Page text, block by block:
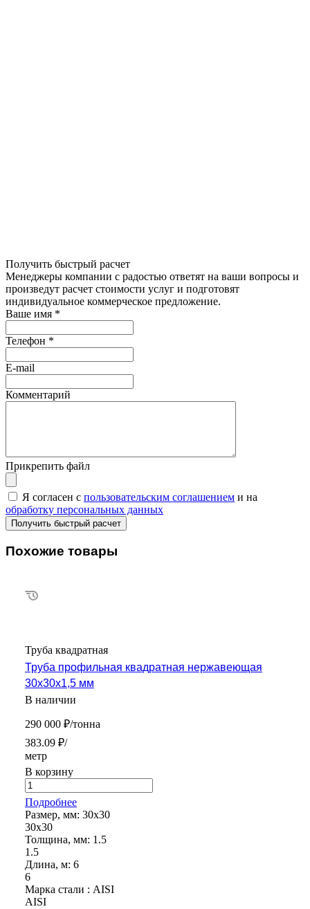
Получить быстрый расчет
Менеджеры компании с радостью ответят на ваши вопросы и
произведут расчет стоимости услуг и подготовят
индивидуальное коммерческое предложение.
Ваше имя *
Телефон *
E-mail
Комментарий
Прикрепить файл
Я согласен с пользовательским соглашением и на
обработку персональных данных
Похожие товары
Труба квадратная
Труба профильная квадратная нержавеющая
30х30х1,5 мм
В наличии
290 000 ₽/тонна
383.09 ₽/
метр
В корзину
Подробнее
Размер, мм: 30х30
30х30
Толщина, мм: 1.5
1.5
Длина, м: 6
6
Марка стали : AISI
AISI